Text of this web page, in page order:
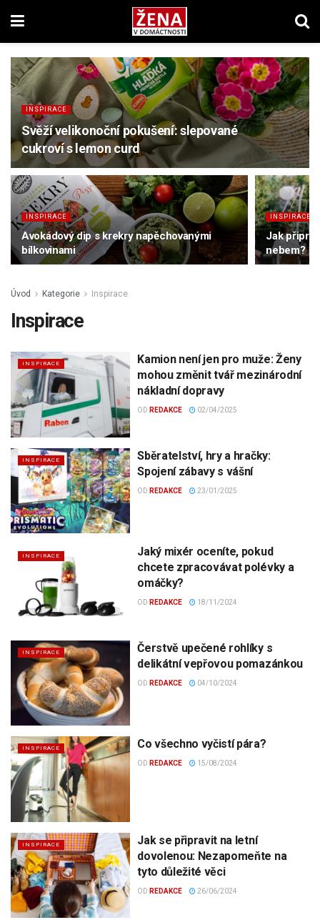
INSPIRACE
Svěží velikonoční pokušení: slepované
cukroví s lemon curd
INSPIRACE
Avokádový dip s krekry napěchovanými
bílkovinami
INSPIRACE
Jak
nebem?
Úvod Kategorie Inspirace
Inspirace
INSPIRACE
Kamion není jen pro muže: Ženy
mohou změnit tvář mezinárodní
nákladní dopravy
OD REDAKCE 02/04/2025
INSPIRACE
Sběratelství, hry a hračky:
Spojení zábavy s vášní
OD REDAKCE 23/01/2025
INSPIRACE
Jaký mixér oceníte, pokud
chcete zpracovávat polévky a
omáčky?
OD REDAKCE 18/11/2024
INSPIRACE
Čerstvě upečené rohlíky s
delikátní vepřovou pomazánkou
OD REDAKCE 04/10/2024
INSPIRACE Co všechno vyčistí pára?
OD REDAKCE 15/08/2024
INSPIRACE
Jak se připravit na letní
dovolenou: Nezapomeňte na
tyto důležité věci
OD REDAKCE 26/06/2024